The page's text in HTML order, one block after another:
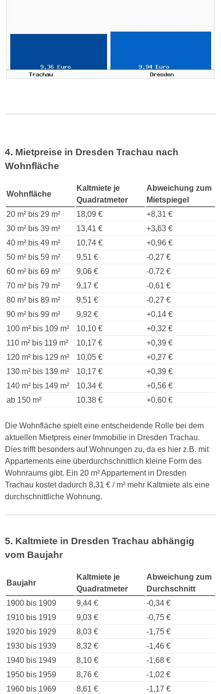
4. Mietpreise in Dresden Trachau nach
Wohnfläche
Wohnfläche
Kaltmiete je
Quadratmeter
Abweichung zum
Mietspiegel
20 m² bis 29 m²
18,09 €
+8,31 €
30 m² bis 39 m²
13,41 €
+3,63 €
40 m² bis 49 m²
10,74 €
+0,96 €
50 m² bis 59 m²
9,51 €
-0,27 €
60 m² bis 69 m²
9,06 €
-0,72 €
70 m² bis 79 m²
9,17 €
-0,61 €
80 m² bis 89 m²
9,51 €
-0,27 €
90 m² bis 99 m²
9,92 €
+0,14 €
100 m² bis 109 m²
10,10 €
+0,32 €
110 m² bis 119 m²
10,17 €
+0,39 €
120 m² bis 129 m²
10,05 €
+0,27 €
130 m² bis 139 m²
10,17 €
+0,39 €
140 m² bis 149 m²
10,34 €
+0,56 €
ab 150 m²
10,38 € +0,60 €
Die Wohnfläche spielt eine entscheidende Rolle bei dem
aktuellen Mietpreis einer Immobilie in Dresden Trachau.
Dies trifft besonders auf Wohnungen zu, da es hier z.B. mit
Appartements eine überdurchschnittlich kleine Form des
Wohnraums gibt. Ein 20 m² Appartement in Dresden
Trachau kostet dadurch 8,31 € / m² mehr Kaltmiete als eine
durchschnittliche Wohnung.
5. Kaltmiete in Dresden Trachau abhängig
vom Baujahr
Baujahr
Kaltmiete je
Quadratmeter
Abweichung zum
Durchschnitt
1900 bis 1909
9,44 €
-0,34 €
1910 bis 1919
9,03 €
-0,75 €
1920 bis 1929
8,03 €
-1,75 €
1930 bis 1939
8,32 €
-1,46 €
1940 bis 1949
8,10 €
-1,68 €
1950 bis 1959
8,76 €
-1,02 €
1960 bis 1969
8,61 €
-1,17 €